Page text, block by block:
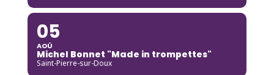
05
AOÛ
Michel Bonnet "Made in trompettes"
Saint-Pierre-sur-Doux